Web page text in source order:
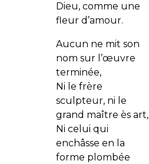
Dieu, comme une
fleur d’amour.
Aucun ne mit son
nom sur l’œuvre
terminée,
Ni le frère
sculpteur, ni le
grand maître ès art,
Ni celui qui
enchâsse en la
forme plombée